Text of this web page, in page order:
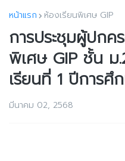
หน้าแรก ห้องเรียนพิเศษ GIP
การประชุมผู้ปกค
พิเศษ GIP ชั้น ม
เรียนที่ 1 ปีการศึ
มีนาคม 02, 2568